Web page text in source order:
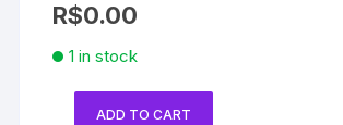
R$0.00
1 in stock
ADD TO CART